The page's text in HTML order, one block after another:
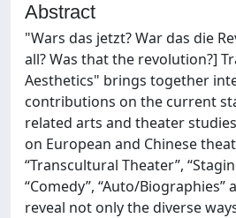
Abstract
"Wars das jetzt? War das die
all? Was that the revolution?]
Aesthetics" brings together
contributions on the current
related arts and theater
on European and Chinese
“Transcultural Theater”,
“Comedy”, “Auto/Biographies”
reveal not only the diverse